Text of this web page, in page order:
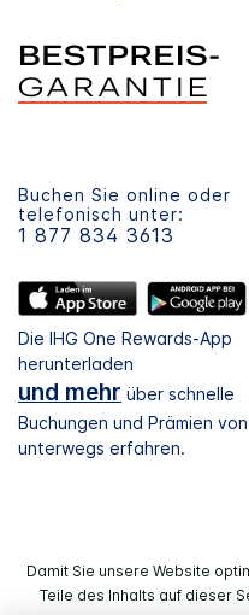
Buchen Sie online oder
telefonisch unter:
1 877 834 3613
Die IHG One Rewards-App
herunterladen
und mehr über schnelle
Buchungen und Prämien von
unterwegs erfahren.
Damit Sie unsere Website
Teile des Inhalts auf dieser